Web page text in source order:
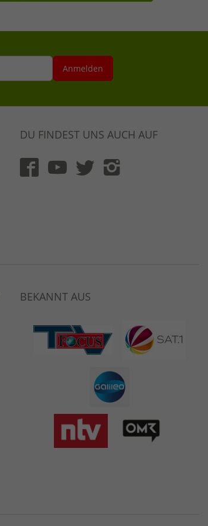
Anmelden
DU FINDEST UNS AUCH AUF
BEKANNT AUS